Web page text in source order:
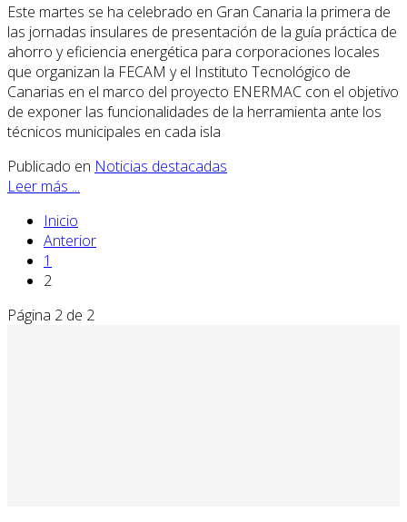
Este martes se ha celebrado en Gran Canaria la primera de
las jornadas insulares de presentación de la guía práctica de
ahorro y eficiencia energética para corporaciones locales
que organizan la FECAM y el Instituto Tecnológico de
Canarias en el marco del proyecto ENERMAC con el objetivo
de exponer las funcionalidades de la herramienta ante los
técnicos municipales en cada isla
Publicado en Noticias destacadas
Leer más ...
Inicio
Anterior
1
2
Página 2 de 2